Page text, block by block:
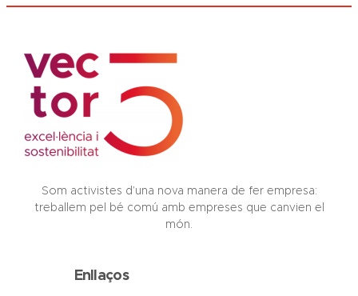
Som activistes d’una nova manera de fer empresa:
treballem pel bé comú amb empreses que canvien el
món.
Enllaços